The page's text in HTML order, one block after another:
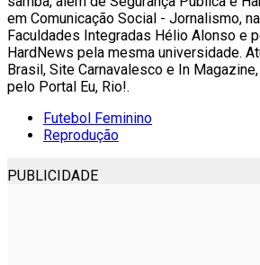
em Comunicação Social - Jornalismo,
Faculdades Integradas Hélio Alonso e
HardNews pela mesma universidade.
Brasil, Site Carnavalesco e In
pelo Portal Eu, Rio!.
Futebol Feminino
Reprodução
PUBLICIDADE